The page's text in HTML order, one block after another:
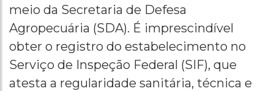
meio da Secretaria de Defesa
Agropecuária (SDA). É imprescindível
obter o registro do estabelecimento no
Serviço de Inspeção Federal (SIF), que
atesta a regularidade sanitária, técnica e